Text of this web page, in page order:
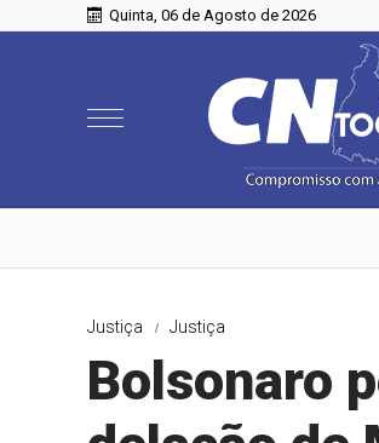
Quinta, 06 de Agosto de 2026
Justiça Justiça
Bolsonaro